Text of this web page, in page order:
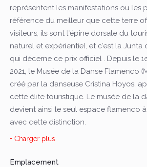
représentent les manifestations ou les
référence du meilleur que cette terre
visiteurs, ils sont l'épine dorsale du
naturel et expérientiel, et c'est la Junta
qui décerne ce prix officiel . Depuis le
2021, le Musée de la Danse Flamenco
créé par la danseuse Cristina Hoyos,
cette élite touristique. Le musée de la
devient ainsi le seul espace flamenco
avec cette distinction.
travail dans les présentations de
+ Charger plus
Emplacement